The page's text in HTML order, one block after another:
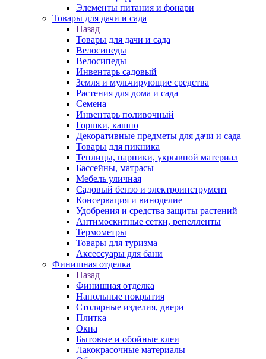
Элементы питания и фонари
Товары для дачи и сада
Назад
Товары для дачи и сада
Велосипеды
Велосипеды
Инвентарь садовый
Земля и мульчирующие средства
Растения для дома и сада
Семена
Инвентарь поливочный
Горшки, кашпо
Декоративные предметы для дачи и сада
Товары для пикника
Теплицы, парники, укрывной материал
Бассейны, матрасы
Мебель уличная
Садовый бензо и электроинструмент
Консервация и виноделие
Удобрения и средства защиты растений
Антимоскитные сетки, репелленты
Термометры
Товары для туризма
Аксессуары для бани
Финишная отделка
Назад
Финишная отделка
Напольные покрытия
Столярные изделия, двери
Плитка
Окна
Бытовые и обойные клеи
Лакокрасочные материалы